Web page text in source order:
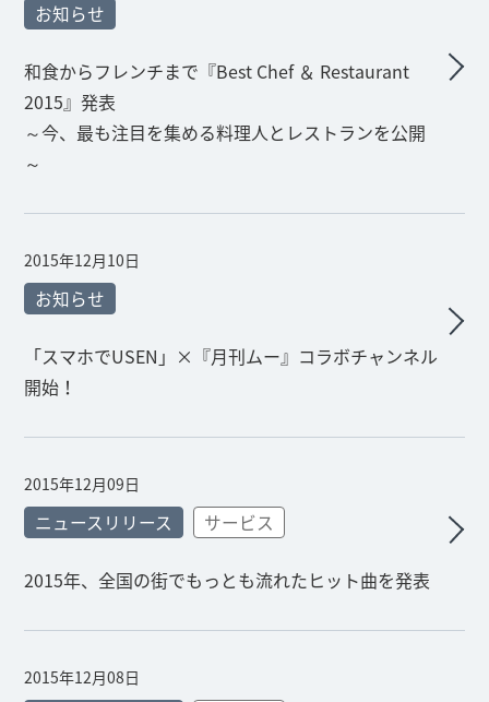
お知らせ
和食からフレンチまで『Best Chef ＆ Restaurant
2015』発表
～今、最も注目を集める料理人とレストランを公開
～
2015年12月10日
お知らせ
「スマホでUSEN」×『月刊ムー』コラボチャンネル
開始！
2015年12月09日
ニュースリリース サービス
2015年、全国の街でもっとも流れたヒット曲を発表
2015年12月08日